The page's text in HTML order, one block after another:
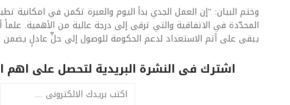
وختم البيان: “إن العمل الجدي بدأ اليوم والعبرة تكمن في امكانية
المحدّدة في الاتفاقية والتي ترقى إلى درجة عالية من الأهمية.
يبقى على أتم الاستعداد لدعم الحكومة للوصول إلى حلٍّ عادلٍ يضمن
اشترك فى النشرة البريدية لتحصل على اهم